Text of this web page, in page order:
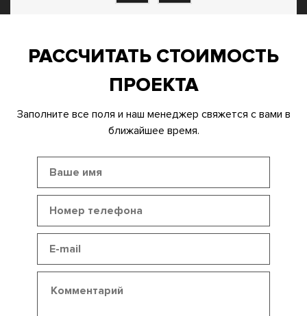
РАССЧИТАТЬ СТОИМОСТЬ
ПРОЕКТА
Заполните все поля и наш менеджер свяжется с вами в
ближайшее время.